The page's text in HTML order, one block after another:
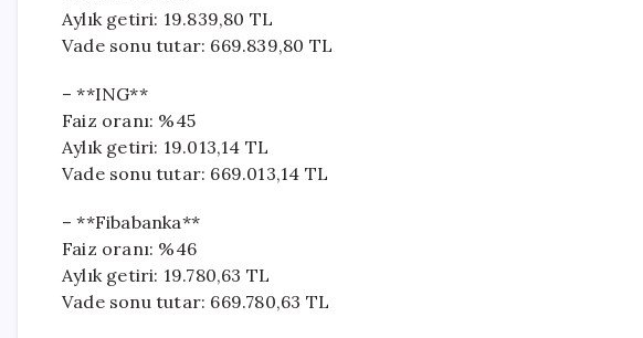
Aylık getiri: 19.839,80 TL
Vade sonu tutar: 669.839,80 TL
– **ING**
Faiz oranı: %45
Aylık getiri: 19.013,14 TL
Vade sonu tutar: 669.013,14 TL
– **Fibabanka**
Faiz oranı: %46
Aylık getiri: 19.780,63 TL
Vade sonu tutar: 669.780,63 TL